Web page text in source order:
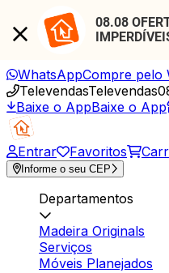
08.08
WhatsAppCompre pelo
TelevendasTelevendas
Baixe o AppBaixe o App
Entrar Favoritos
Informe o seu CEP
Departamentos
Madeira Originals
Serviços
Móveis Planejados